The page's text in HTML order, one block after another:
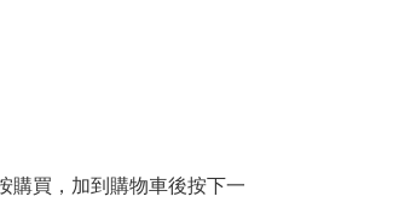
購買，加到購物車後按下一